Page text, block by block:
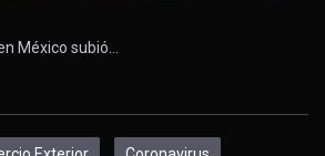
México subió…